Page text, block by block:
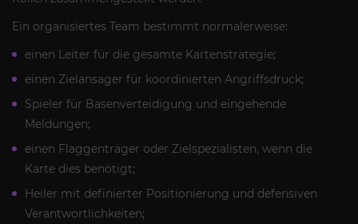
Ein organisiertes Team bestimmt normalerweise:
einen Leiter für die gesamte Kartenstrategie;
einen Zielansager für koordinierten Angriffsdruck;
Spieler für Basenverteidigung und eingehende
Meldungen;
einen Flaggenträger oder Zielspezialisten, wenn die
Karte dies benötigt;
Heiler mit definierter Positionierung und defensiven
Verantwortlichkeiten;